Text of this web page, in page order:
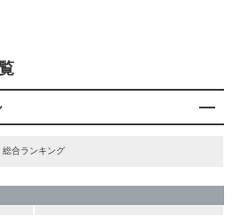
総合ランキング